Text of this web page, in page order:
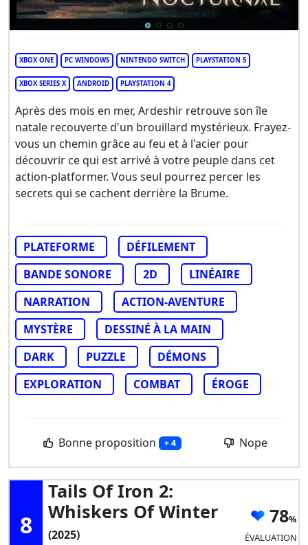
XBOX ONE PC WINDOWS NINTENDO SWITCH PLAYSTATION 5
XBOX SERIES X ANDROID PLAYSTATION 4
Après des mois en mer, Ardeshir retrouve son île
natale recouverte d'un brouillard mystérieux. Frayez-
vous un chemin grâce au feu et à l'acier pour
découvrir ce qui est arrivé à votre peuple dans cet
action-platformer. Vous seul pourrez percer les
secrets qui se cachent derrière la Brume.
PLATEFORME
DÉFILEMENT
BANDE SONORE
2D
LINÉAIRE
NARRATION
ACTION-AVENTURE
MYSTÈRE
DESSINÉ À LA MAIN
DARK
PUZZLE
DÉMONS
EXPLORATION
COMBAT ÉROGE
Bonne proposition + 4 Nope
8
Tails Of Iron 2:
Whiskers Of Winter
(2025)
78
ÉVALUATION